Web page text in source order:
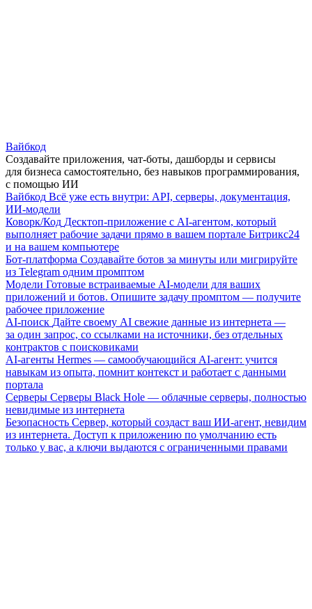
Вайбкод
Создавайте приложения, чат-боты, дашборды и сервисы
для бизнеса самостоятельно, без навыков программирования,
с помощью ИИ
Вайбкод Всё уже есть внутри: API, серверы, документация,
ИИ-модели
Коворк/Код Десктоп-приложение с AI-агентом, который
выполняет рабочие задачи прямо в вашем портале Битрикс24
и на вашем компьютере
Бот-платформа Создавайте ботов за минуты или мигрируйте
из Telegram одним промптом
Модели Готовые встраиваемые AI-модели для ваших
приложений и ботов. Опишите задачу промптом — получите
рабочее приложение
AI-поиск Дайте своему AI свежие данные из интернета —
за один запрос, со ссылками на источники, без отдельных
контрактов с поисковиками
AI-агенты Hermes — самообучающийся AI-агент: учится
навыкам из опыта, помнит контекст и работает с данными
портала
Серверы Серверы Black Hole — облачные серверы, полностью
невидимые из интернета
Безопасность Сервер, который создаст ваш ИИ-агент, невидим
из интернета. Доступ к приложению по умолчанию есть
только у вас, а ключи выдаются с ограниченными правами